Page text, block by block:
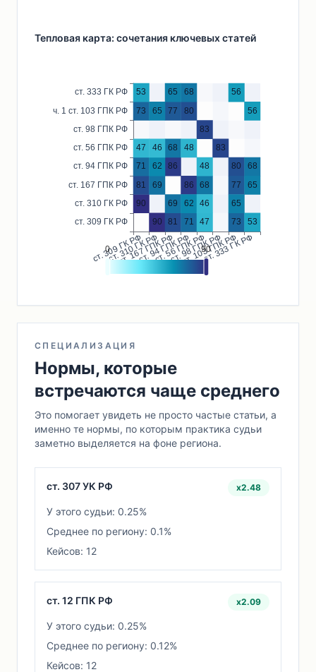
Тепловая карта: сочетания ключевых статей
СПЕЦИАЛИЗАЦИЯ
Нормы, которые
встречаются чаще среднего
Это помогает увидеть не просто частые статьи, а
именно те нормы, по которым практика судьи
заметно выделяется на фоне региона.
ст. 307 УК РФ x2.48
У этого судьи: 0.25%
Среднее по региону: 0.1%
Кейсов: 12
ст. 12 ГПК РФ x2.09
У этого судьи: 0.25%
Среднее по региону: 0.12%
Кейсов: 12